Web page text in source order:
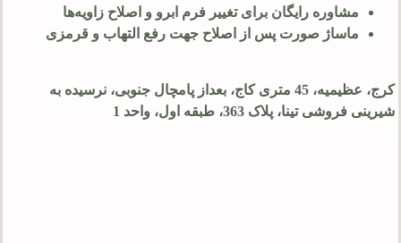
مشاوره رایگان برای تغییر فرم ابرو و اصلاح زاویه‌ها
ماساژ صورت پس از اصلاح جهت رفع التهاب و قرمزی
کرج، عظیمیه، 45 متری کاج، بعداز پامچال جنوبی، نرسیده به
شیرینی فروشی تینا، پلاک 363، طبقه اول، واحد 1